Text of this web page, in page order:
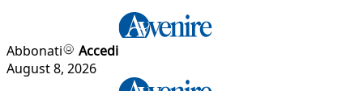
Abbonati
Accedi
August 8, 2026